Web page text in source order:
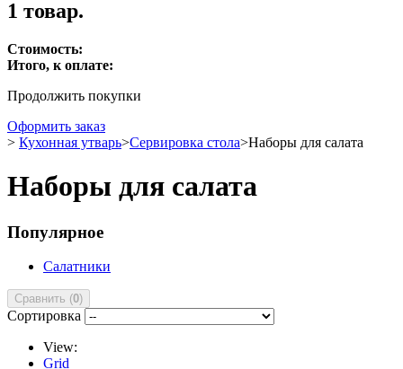
1 товар.
Стоимость:
Итого, к оплате:
Продолжить покупки
Оформить заказ
> Кухонная утварь>Сервировка стола>Наборы для салата
Наборы для салата
Популярное
Салатники
Сравнить (0)
Сортировка
View:
Grid